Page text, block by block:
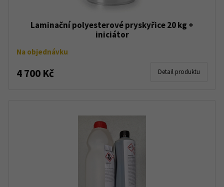
Laminační polyesterové pryskyřice 20 kg +
iniciátor
Na objednávku
4 700 Kč Detail produktu